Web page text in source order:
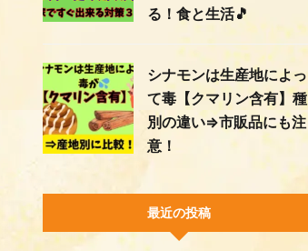
る！食と生活🎵
シナモンは生産地によっ
て毒【クマリン含有】種
別の違い⇒市販品にも注
意！
最近の投稿